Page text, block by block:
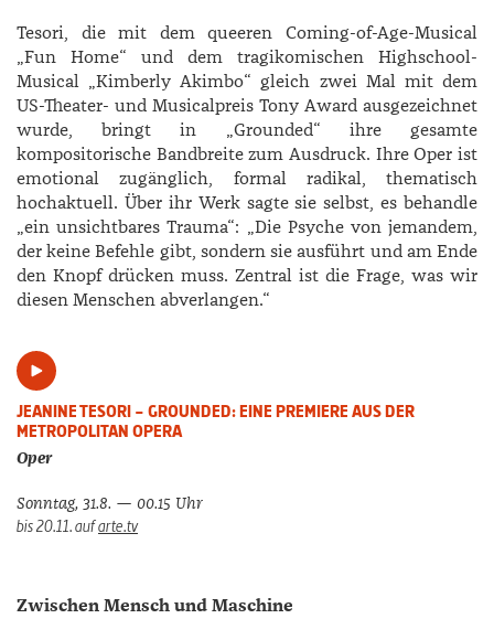
Tesori, die mit dem queeren Coming-of-Age-Musical
„Fun Home“ und dem tragikomischen Highschool-
Musical „Kimberly Akimbo“ gleich zwei Mal mit dem
US-Theater- und Musicalpreis ­Tony Award ausgezeichnet
wurde, bringt in „­Grounded“ ihre gesamte
kompositorische Bandbreite zum Ausdruck. Ihre Oper ist
emotional zugänglich, formal radikal, thematisch
hochaktuell. Über ihr Werk sagte sie selbst, es behandle
„ein unsichtbares Trauma“: „Die Psyche von jemandem,
der keine Befehle gibt, sondern sie ausführt und am Ende
den Knopf drücken muss. Zentral ist die Frage, was wir
diesen Menschen abverlangen.“
JEANINE TESORI – GROUNDED: EINE PREMIERE AUS DER
METROPOLITAN OPERA
Oper
Sonntag, 31.8. — 00.15 Uhr
bis 20.11.aufarte.tv
Zwischen Mensch und Maschine